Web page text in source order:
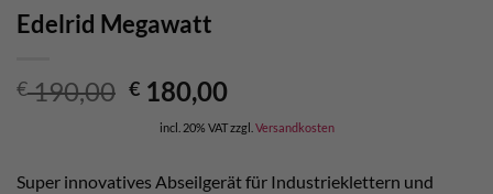
Edelrid Megawatt
€190,00 Original
price
was:
€ 190,00.
€ 180,00Current
price
is:
€ 180,00.
incl. 20% VATzzgl. Versandkosten
Super innovatives Abseilgerät für Industrieklettern und